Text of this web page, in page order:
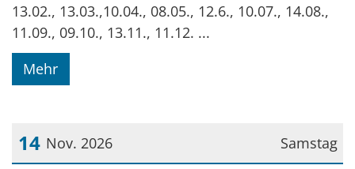
13.02., 13.03.,10.04., 08.05., 12.6., 10.07., 14.08.,
11.09., 09.10., 13.11., 11.12. ...
Mehr
Samstag
14 Nov. 2026